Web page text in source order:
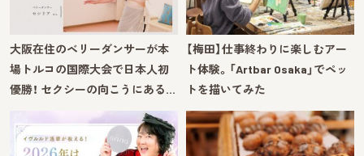
大阪在住のベリーダンサーが本
場トルコの国際大会で日本人初
優勝！ セクシーの向こうにある…
【梅田】仕事終わりに楽しむアー
ト体験。「Artbar Osaka」でペッ
トを描いてみた